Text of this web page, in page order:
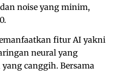
noise yang minim,
fitur AI yakni
neural yang
canggih. Bersama